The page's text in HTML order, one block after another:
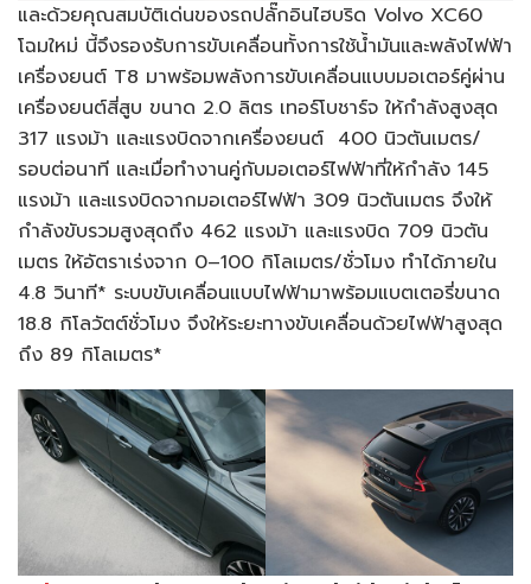
และด้วยคุณสมบัติเด่นของรถปลั๊กอินไฮบริด Volvo XC60
โฉมใหม่ นี้จึงรองรับการขับเคลื่อนทั้งการใช้น้ำมันและพลังไฟฟ้า
เครื่องยนต์ T8 มาพร้อมพลังการขับเคลื่อนแบบมอเตอร์คู่ผ่าน
เครื่องยนต์สี่สูบ ขนาด 2.0 ลิตร เทอร์โบชาร์จ ให้กำลังสูงสุด
317 แรงม้า และแรงบิดจากเครื่องยนต์ 400 นิวตันเมตร/
รอบต่อนาที และเมื่อทำงานคู่กับมอเตอร์ไฟฟ้าที่ให้กำลัง 145
แรงม้า และแรงบิดจากมอเตอร์ไฟฟ้า 309 นิวตันเมตร จึงให้
กำลังขับรวมสูงสุดถึง 462 แรงม้า และแรงบิด 709 นิวตัน
เมตร ให้อัตราเร่งจาก 0–100 กิโลเมตร/ชั่วโมง ทำได้ภายใน
4.8 วินาที* ระบบขับเคลื่อนแบบไฟฟ้ามาพร้อมแบตเตอรี่ขนาด
18.8 กิโลวัตต์ชั่วโมง จึงให้ระยะทางขับเคลื่อนด้วยไฟฟ้าสูงสุด
ถึง 89 กิโลเมตร*